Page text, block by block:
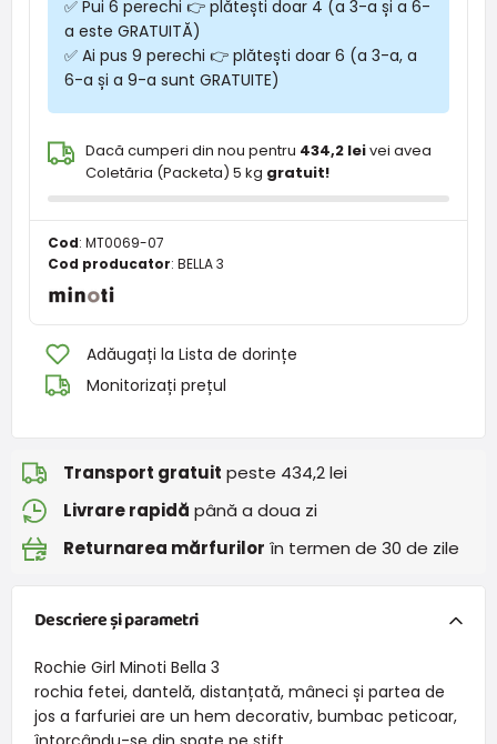
✅ Pui 6 perechi 👉 plătești doar 4 (a 3-a și a 6-
a este GRATUITĂ)
✅ Ai pus 9 perechi 👉 plătești doar 6 (a 3-a, a
6-a și a 9-a sunt GRATUITE)
Dacă cumperi din nou pentru 434,2 leivei avea
Coletăria (Packeta) 5 kg gratuit!
Cod: MT0069-07
Cod producator: BELLA 3
Adăugați la Lista de dorințe
Monitorizați prețul
Transport gratuit peste 434,2 lei
Livrare rapidă până a doua zi
Returnarea mărfurilor în termen de 30 de zile
Descriere și parametri
Rochie Girl Minoti Bella 3
rochia fetei, dantelă, distanțată, mâneci și partea de
jos a farfuriei are un hem decorativ, bumbac peticoar,